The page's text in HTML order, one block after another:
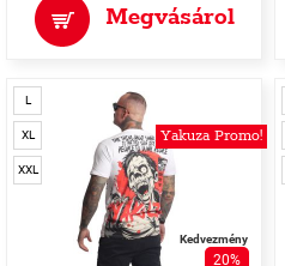
Megvásárol
Yakuza Promo!
L
XL
XXL
Kedvezmény
20%